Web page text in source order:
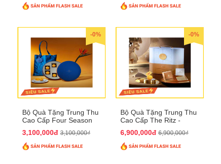
-0%
Bộ Quà Tặng Trung Thu
Cao Cấp Four Season
3,100,000đ 3,100,000₫
-0%
Bộ Quà Tặng Trung Thu
Cao Cấp The Ritz -
6,900,000đ 6,900,000₫